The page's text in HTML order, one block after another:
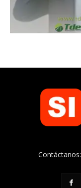
Contáctanos: